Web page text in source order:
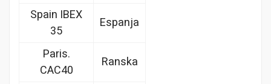
Spain IBEX
35
Espanja
Paris.
CAC40
Ranska